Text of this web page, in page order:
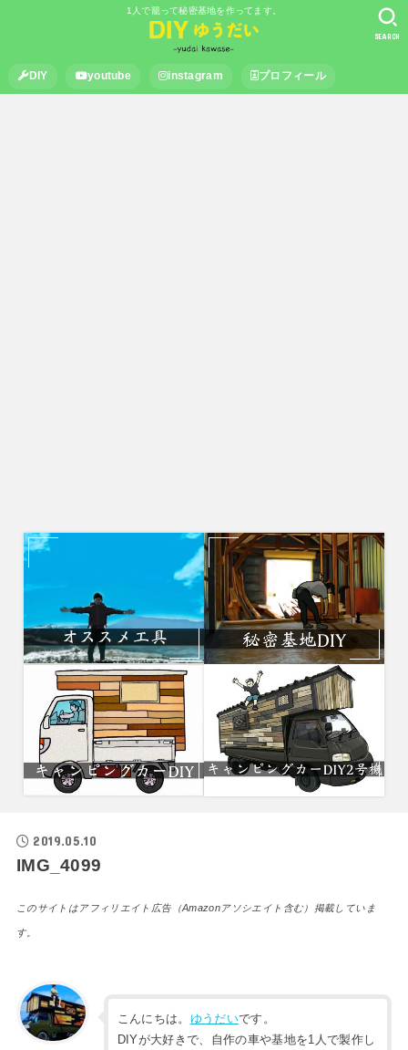
1人で籠って秘密基地を作ってます。
DIY youtube instagram プロフィール
SEARCH
2019.05.10
IMG_4099
このサイトはアフィリエイト広告（Amazonアソシエイト含む）掲載していま
す。
こんにちは。 ゆうだいです。
DIYが大好きで、自作の車や基地を1人で製作し